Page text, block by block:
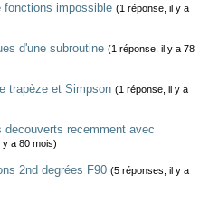
fonctions impossible (1 réponse, il y a
d'une subroutine (1 réponse, il y a 78
trapèze et Simpson (1 réponse, il y a
decouverts recemment avec
a 80 mois)
2nd degrées F90 (5 réponses, il y a